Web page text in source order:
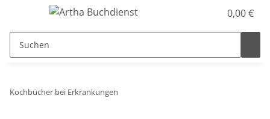
0,00 €
Kochbücher bei Erkrankungen